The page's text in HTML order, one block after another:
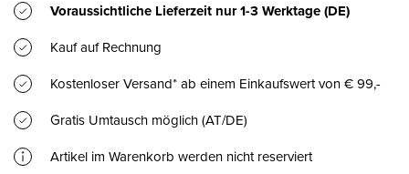
Voraussichtliche Lieferzeit nur1-3 Werktage(DE)
Kauf auf Rechnung
Kostenloser Versand* ab einem Einkaufswert von € 99,-
Gratis Umtausch möglich (AT/DE)
Artikel im Warenkorb werden nicht reserviert